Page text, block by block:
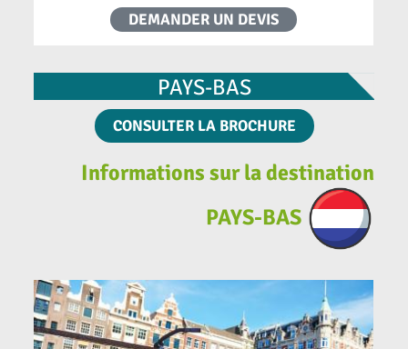
DEMANDER UN DEVIS
PAYS-BAS
CONSULTER LA BROCHURE
Informations sur la destination
PAYS-BAS